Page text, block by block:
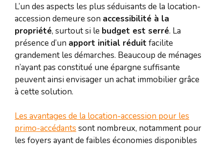
L’un des aspects les plus séduisants de la location-
accession demeure son accessibilité à la
propriété, surtout si le budget est serré. La
présence d’un apport initial réduit facilite
grandement les démarches. Beaucoup de ménages
n’ayant pas constitué une épargne suffisante
peuvent ainsi envisager un achat immobilier grâce
à cette solution.
Les avantages de la location-accession pour les
primo-accédants sont nombreux, notamment pour
les foyers ayant de faibles économies disponibles